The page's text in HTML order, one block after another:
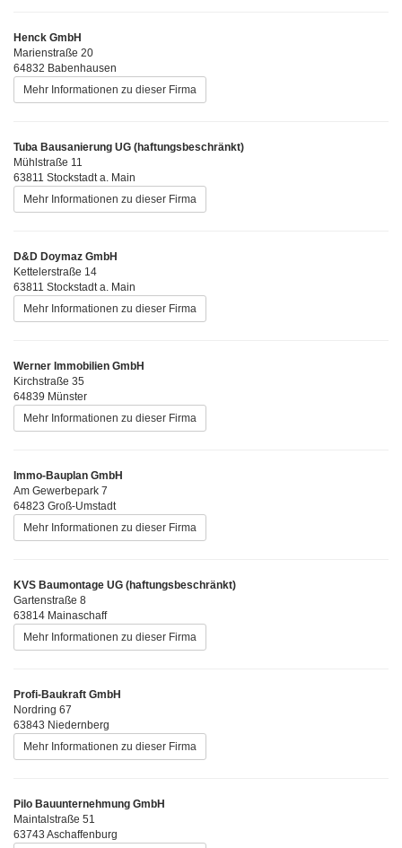
Henck GmbH
Marienstraße 20
64832 Babenhausen
Mehr Informationen zu dieser Firma
Tuba Bausanierung UG (haftungsbeschränkt)
Mühlstraße 11
63811 Stockstadt a. Main
Mehr Informationen zu dieser Firma
D&D Doymaz GmbH
Kettelerstraße 14
63811 Stockstadt a. Main
Mehr Informationen zu dieser Firma
Werner Immobilien GmbH
Kirchstraße 35
64839 Münster
Mehr Informationen zu dieser Firma
Immo-Bauplan GmbH
Am Gewerbepark 7
64823 Groß-Umstadt
Mehr Informationen zu dieser Firma
KVS Baumontage UG (haftungsbeschränkt)
Gartenstraße 8
63814 Mainaschaff
Mehr Informationen zu dieser Firma
Profi-Baukraft GmbH
Nordring 67
63843 Niedernberg
Mehr Informationen zu dieser Firma
Pilo Bauunternehmung GmbH
Maintalstraße 51
63743 Aschaffenburg